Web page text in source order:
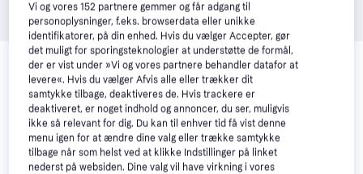
Relaterede produkter
Se vores forslag til andre produkter, der matcher dine
interesser. Vis alle
Vi og vores152 partnere gemmer og får adgang til
personoplysninger, f.eks. browserdata eller unikke
identifikatorer, på din enhed. Hvis du vælger Accepter, gør
det muligt for sporingsteknologier at understøtte de formål,
der er vist under »Vi og vores partnere behandler datafor at
levere«. Hvis du vælger Afvis alle eller trækker dit
samtykke tilbage, deaktiveres de. Hvis trackere er
deaktiveret, er noget indhold og annoncer, du ser, muligvis
ikke så relevant for dig. Du kan til enhver tid få vist denne
menu igen for at ændre dine valg eller trække samtykke
tilbage når som helst ved at klikke Indstillinger på linket
nederst på websiden. Dine valg vil have virkning i vores